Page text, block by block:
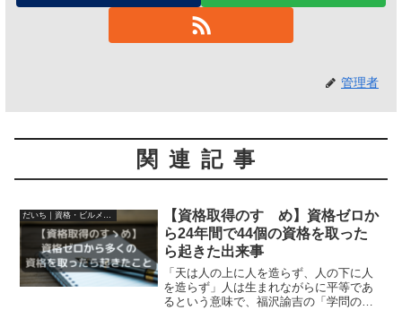
管理者
関連記事
【資格取得のすゝめ】資格ゼロか
ら24年間で44個の資格を取った
ら起きた出来事
「天は人の上に人を造らず、人の下に人
を造らず」人は生まれながらに平等であ
るという意味で、福沢諭吉の「学問の